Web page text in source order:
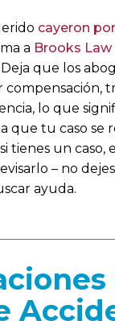
cayeron
a Brooks Law
que los
compensación,
lo que
que tu caso se
tienes un caso,
– no
ayuda.